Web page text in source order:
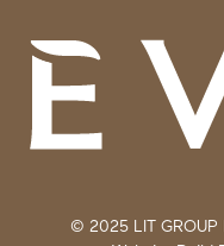
© 2025 LIT GROUP